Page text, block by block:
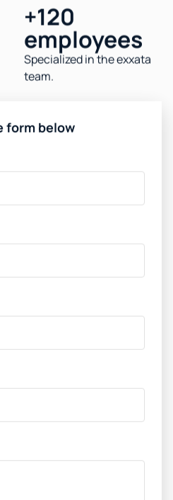
+120
employees
Specialized in the exxata
team.
form below